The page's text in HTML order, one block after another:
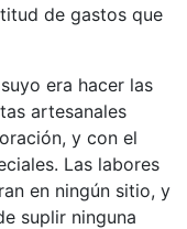
de gastos que
era hacer las
artesanales
y con el
Las labores
en ningún sitio, y
suplir ninguna